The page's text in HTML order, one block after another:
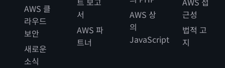
AWS 클
라우드
보안
새로운
소식
서
AWS 파
트너
AWS 상
의
JavaScript
근성
법적 고
지